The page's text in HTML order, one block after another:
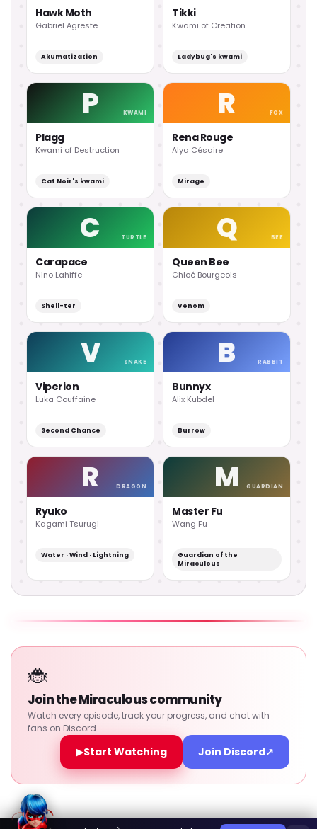
Hawk Moth
Gabriel Agreste
Akumatization
Tikki
Kwami of Creation
Ladybug's kwami
P KWAMI
Plagg
Kwami of Destruction
Cat Noir's kwami
R FOX
Rena Rouge
Alya Césaire
Mirage
C TURTLE
Carapace
Nino Lahiffe
Shell-ter
Q BEE
Queen Bee
Chloé Bourgeois
Venom
V SNAKE
Viperion
Luka Couffaine
Second Chance
B RABBIT
Bunnyx
Alix Kubdel
Burrow
R DRAGON
Ryuko
Kagami Tsurugi
Water · Wind · Lightning
M GUARDIAN
Master Fu
Wang Fu
Guardian of the
Miraculous
🐞
Join the Miraculous community
Watch every episode, track your progress, and chat with
fans on Discord.
▶Start Watching Join Discord↗